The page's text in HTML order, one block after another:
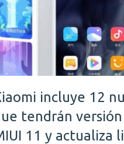
incluye 12
tendrán
11 y actualiza